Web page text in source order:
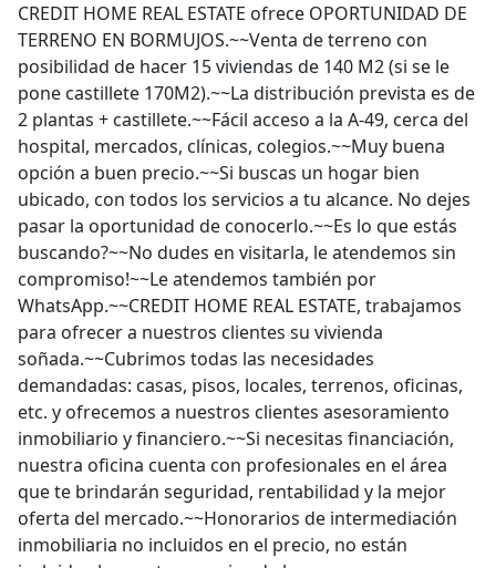
CREDIT HOME REAL ESTATE ofrece OPORTUNIDAD DE
TERRENO EN BORMUJOS.~~Venta de terreno con
posibilidad de hacer 15 viviendas de 140 M2 (si se le
pone castillete 170M2).~~La distribución prevista es de
2 plantas + castillete.~~Fácil acceso a la A-49, cerca del
hospital, mercados, clínicas, colegios.~~Muy buena
opción a buen precio.~~Si buscas un hogar bien
ubicado, con todos los servicios a tu alcance. No dejes
pasar la oportunidad de conocerlo.~~Es lo que estás
buscando?~~No dudes en visitarla, le atendemos sin
compromiso!~~Le atendemos también por
WhatsApp.~~CREDIT HOME REAL ESTATE, trabajamos
para ofrecer a nuestros clientes su vivienda
soñada.~~Cubrimos todas las necesidades
demandadas: casas, pisos, locales, terrenos, oficinas,
etc. y ofrecemos a nuestros clientes asesoramiento
inmobiliario y financiero.~~Si necesitas financiación,
nuestra oficina cuenta con profesionales en el área
que te brindarán seguridad, rentabilidad y la mejor
oferta del mercado.~~Honorarios de intermediación
inmobiliaria no incluidos en el precio, no están